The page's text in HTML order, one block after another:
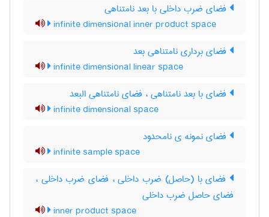
فضای ضرب داخلی با بعد نامتناهی
infinite dimensional inner product space
فضای برداری نامتناهی بعد
infinite dimensional linear space
فضای با بعد نامتناهی ، فضای نامتناهی البعد
infinite dimensional space
فضای نمونه ی نامحدود
infinite sample space
فضای با (حاصل) ضرب داخلی ، فضای ضرب داخلی ،
فضای حاصل ضرب داخلی
inner product space